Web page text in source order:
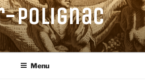
Polignac
Menu